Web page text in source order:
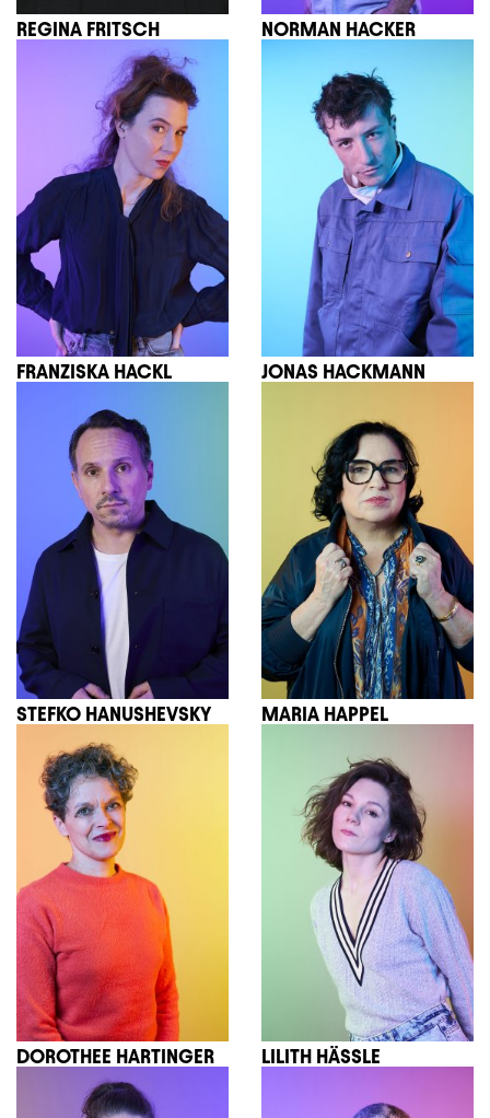
REGINA FRITSCH NORMAN HACKER
FRANZISKA HACKL JONAS HACKMANN
STEFKO HANUSHEVSKY MARIA HAPPEL
DOROTHEE HARTINGER LILITH HÄSSLE